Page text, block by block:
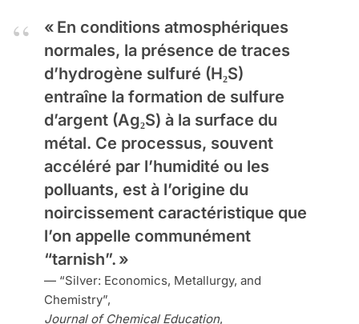
« En conditions atmosphériques
normales, la présence de traces
d’hydrogène sulfuré (H₂S)
entraîne la formation de sulfure
d’argent (Ag₂S) à la surface du
métal. Ce processus, souvent
accéléré par l’humidité ou les
polluants, est à l’origine du
noircissement caractéristique que
l’on appelle communément
“tarnish”. »
— “Silver: Economics, Metallurgy, and
Chemistry”,
Journal of Chemical Education,